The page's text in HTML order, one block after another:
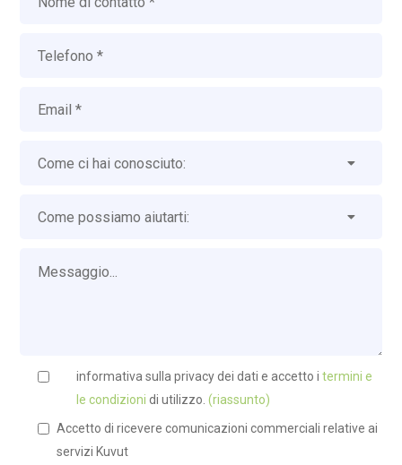
informativa sulla privacy dei dati e accetto itermini e
le condizioni di utilizzo.(riassunto)
Accetto di ricevere comunicazioni commerciali relative ai
servizi Kuvut